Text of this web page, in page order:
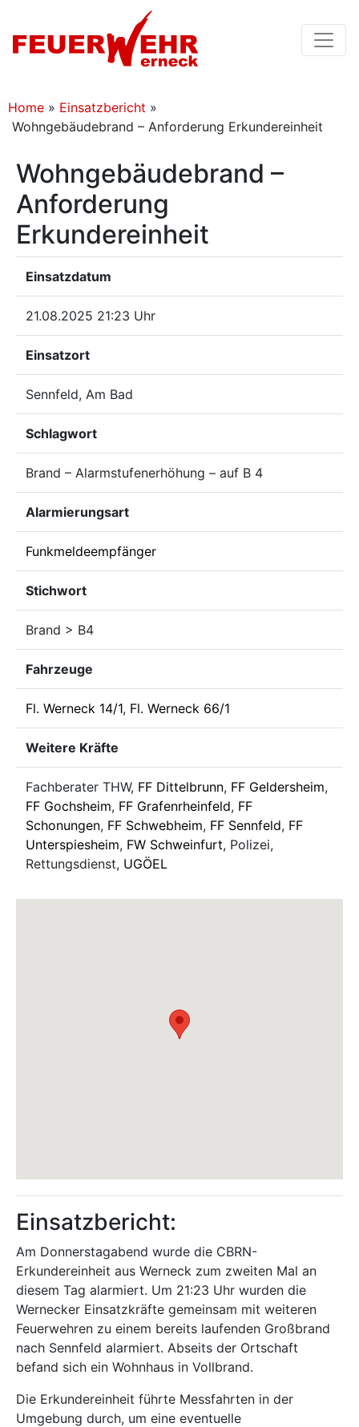
Home » Einsatzbericht »
Wohngebäudebrand – Anforderung Erkundereinheit
Wohngebäudebrand –
Anforderung
Erkundereinheit
Einsatzdatum
21.08.2025 21:23 Uhr
Einsatzort
Sennfeld, Am Bad
Schlagwort
Brand – Alarmstufenerhöhung – auf B 4
Alarmierungsart
Funkmeldeempfänger
Stichwort
Brand > B4
Fahrzeuge
Fl. Werneck 14/1, Fl. Werneck 66/1
Weitere Kräfte
Fachberater THW, FF Dittelbrunn, FF Geldersheim,
FF Gochsheim, FF Grafenrheinfeld, FF
Schonungen, FF Schwebheim, FF Sennfeld, FF
Unterspiesheim, FW Schweinfurt, Polizei,
Rettungsdienst, UGÖEL
Einsatzbericht:
Am Donnerstagabend wurde die CBRN-
Erkundereinheit aus Werneck zum zweiten Mal an
diesem Tag alarmiert. Um 21:23 Uhr wurden die
Wernecker Einsatzkräfte gemeinsam mit weiteren
Feuerwehren zu einem bereits laufenden Großbrand
nach Sennfeld alarmiert. Abseits der Ortschaft
befand sich ein Wohnhaus in Vollbrand.
Die Erkundereinheit führte Messfahrten in der
Umgebung durch, um eine eventuelle